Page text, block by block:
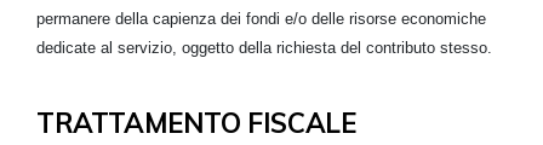
permanere della capienza dei fondi e/o delle risorse economiche
dedicate al servizio, oggetto della richiesta del contributo stesso.
TRATTAMENTO FISCALE